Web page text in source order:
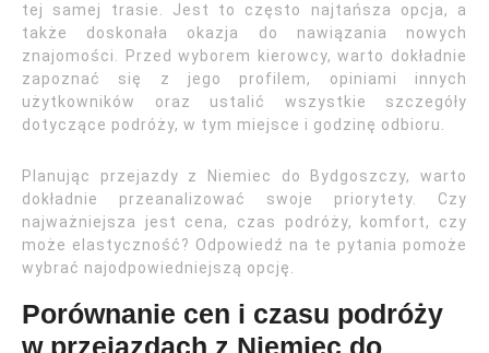
tej samej trasie. Jest to często najtańsza opcja, a
także doskonała okazja do nawiązania nowych
znajomości. Przed wyborem kierowcy, warto dokładnie
zapoznać się z jego profilem, opiniami innych
użytkowników oraz ustalić wszystkie szczegóły
dotyczące podróży, w tym miejsce i godzinę odbioru.
Planując przejazdy z Niemiec do Bydgoszczy, warto
dokładnie przeanalizować swoje priorytety. Czy
najważniejsza jest cena, czas podróży, komfort, czy
może elastyczność? Odpowiedź na te pytania pomoże
wybrać najodpowiedniejszą opcję.
Porównanie cen i czasu podróży
w przejazdach z Niemiec do